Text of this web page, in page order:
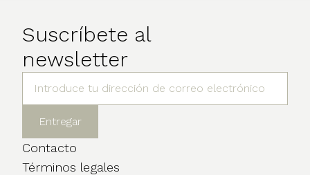
Suscríbete al
newsletter
Contacto
Términos legales